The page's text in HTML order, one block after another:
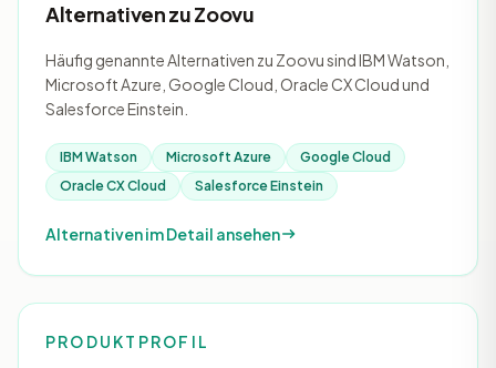
Alternativen zu Zoovu
Häufig genannte Alternativen zu Zoovu sind IBM Watson,
Microsoft Azure, Google Cloud, Oracle CX Cloud und
Salesforce Einstein.
IBM Watson Microsoft Azure
Google Cloud
Oracle CX Cloud
Salesforce Einstein
Alternativen im Detail ansehen
PRODUKTPROFIL